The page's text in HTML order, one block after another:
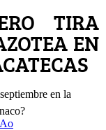
TIRA
EN
en la